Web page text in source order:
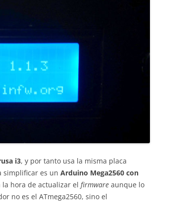
i3, y por tanto usa la misma placa
simplificar es un Arduino Mega2560 con
hora de actualizar el firmware aunque lo
no es el ATmega2560, sino el